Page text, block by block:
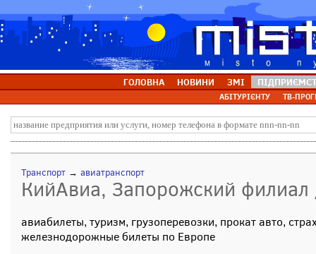
ГОЛОВНА НОВИНИ ЗМІ
АБІТУРІЄНТУ ТВ-
Транспорт → авиатранспорт
КийАвиа, Запорожский
авиабилеты, туризм, грузоперевозки, прокат авто,
железнодорожные билеты по Европе